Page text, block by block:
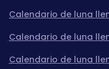
Calendario de luna
Calendario de luna
Calendario de luna